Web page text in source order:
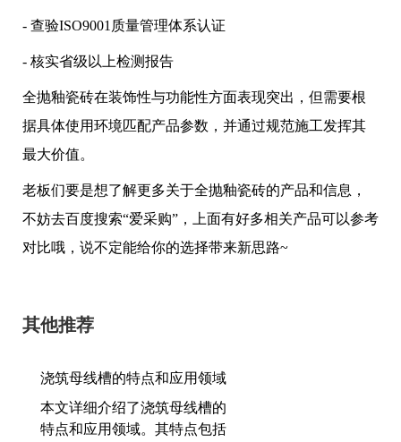
- 查验ISO9001质量管理体系认证
- 核实省级以上检测报告
全抛釉瓷砖在装饰性与功能性方面表现突出，但需要根
据具体使用环境匹配产品参数，并通过规范施工发挥其
最大价值。
老板们要是想了解更多关于全抛釉瓷砖的产品和信息，
不妨去百度搜索“爱采购”，上面有好多相关产品可以参考
对比哦，说不定能给你的选择带来新思路~
其他推荐
浇筑母线槽的特点和应用领域
本文详细介绍了浇筑母线槽的
特点和应用领域。其特点包括